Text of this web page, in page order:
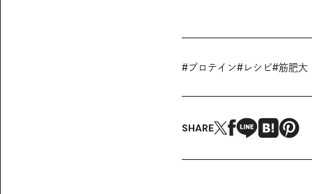
#プロテイン#レシピ#筋肥大
SHARE